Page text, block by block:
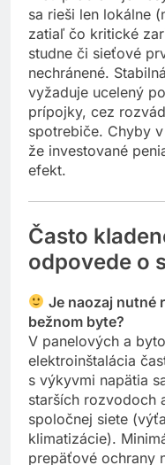
Tretí problém je
sa rieši len lokálne
zatiaľ čo kritické
studne či sieťové
nechránené.
vyžaduje ucelený
prípojky, cez
spotrebiče. Chyby
že investované
Často
odpovede o
Je naozaj nutné
bežnom byte?
V panelových a
elektroinštalácia
s výkyvmi napätia
starších rozvodoch
spoločnej siete
klimatizácie).